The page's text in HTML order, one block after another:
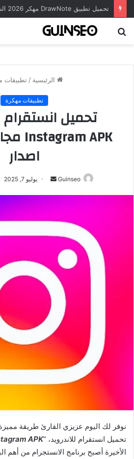
الرئيسية / تطبيقات
تطبيقات مهكرة
تحميل انستقرام
اصدار
Guinseo
أرسل يوليو 7, 2025
نوفر لك اليوم عزيزي القارئ طريقة
تحميل انستقرام للاندرويد، “APK
الأخيرة أصبح برنامج الانستجرام من أهم